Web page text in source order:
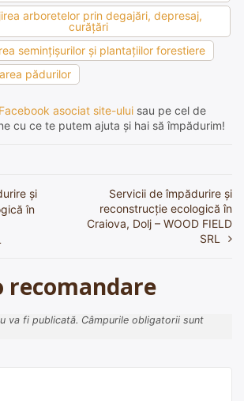
arboretelor prin degajări, depresaj,
curăţări
seminţişurilor şi plantaţiilor forestiere
pădurilor
asociat site-ului sau pe cel de
cu ce te putem ajuta și hai să împădurim!
și
în
Servicii de împădurire și
reconstrucție ecologică în
Craiova, Dolj – WOOD FIELD
SRL
recomandare
va fi publicată. Câmpurile obligatorii sunt